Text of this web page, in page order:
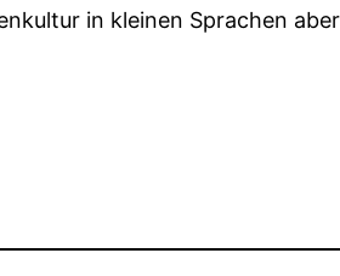
in kleinen Sprachen